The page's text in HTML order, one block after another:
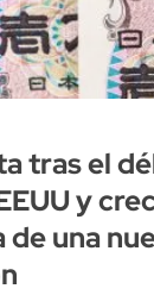
tras el
y
una